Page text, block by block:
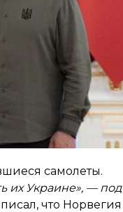
самолеты.
их Украине», —
что Норвегия